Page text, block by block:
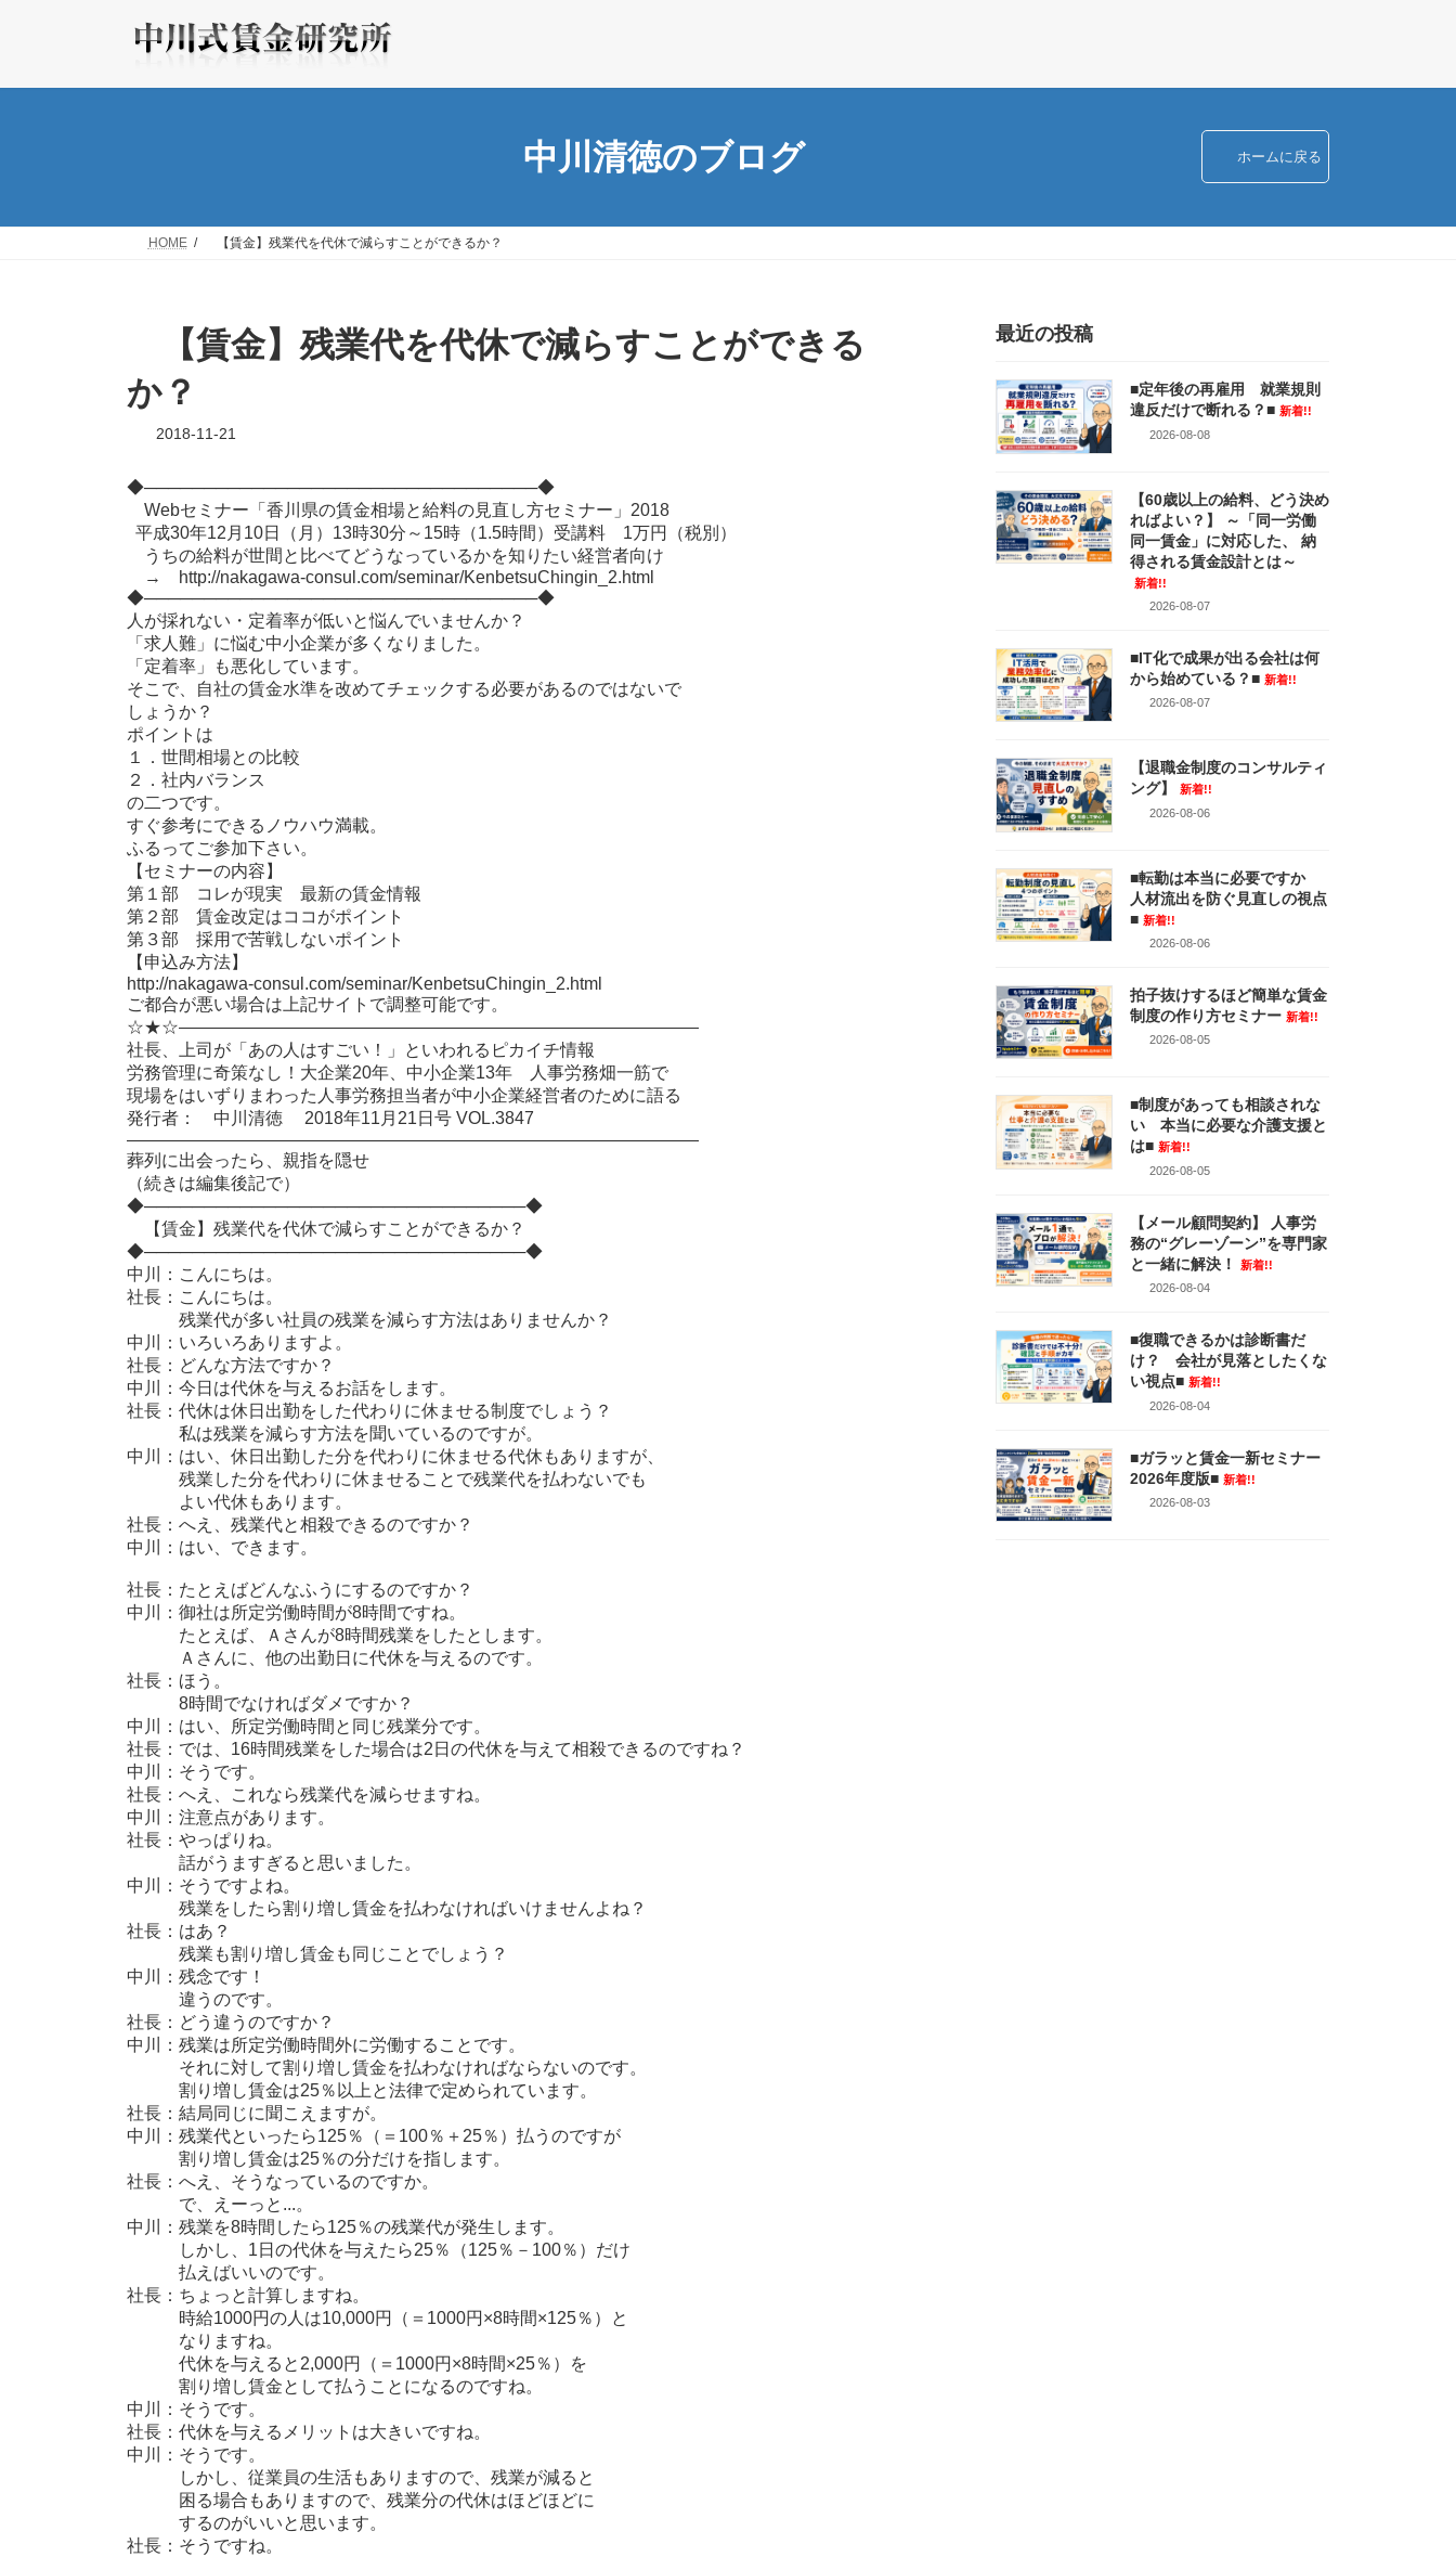
中川清徳のブログ ホームに戻る
HOME 【賃金】残業代を代休で減らすことができるか？
【賃金】残業代を代休で減らすことができる
か？
2018-11-21
◆─────────────────────────────────◆
Webセミナー「香川県の賃金相場と給料の見直し方セミナー」2018
平成30年12月10日（月）13時30分～15時（1.5時間）受講料 1万円（税別）
うちの給料が世間と比べてどうなっているかを知りたい経営者向け
→ http://nakagawa-consul.com/seminar/KenbetsuChingin_2.html
◆─────────────────────────────────◆
人が採れない・定着率が低いと悩んでいませんか？
「求人難」に悩む中小企業が多くなりました。
「定着率」も悪化しています。
そこで、自社の賃金水準を改めてチェックする必要があるのではないで
しょうか？
ポイントは
１．世間相場との比較
２．社内バランス
の二つです。
すぐ参考にできるノウハウ満載。
ふるってご参加下さい。
【セミナーの内容】
第１部 コレが現実 最新の賃金情報
第２部 賃金改定はココがポイント
第３部 採用で苦戦しないポイント
【申込み方法】
http://nakagawa-consul.com/seminar/KenbetsuChingin_2.html
ご都合が悪い場合は上記サイトで調整可能です。
☆★☆――――――――――――――――――――――――――――――
社長、上司が「あの人はすごい！」といわれるピカイチ情報
労務管理に奇策なし！大企業20年、中小企業13年 人事労務畑一筋で
現場をはいずりまわった人事労務担当者が中小企業経営者のために語る
発行者： 中川清徳 2018年11月21日号 VOL.3847
―――――――――――――――――――――――――――――――――
葬列に出会ったら、親指を隠せ
（続きは編集後記で）
◆────────────────────────────────◆
【賃金】残業代を代休で減らすことができるか？
◆────────────────────────────────◆
中川：こんにちは。
社長：こんにちは。
残業代が多い社員の残業を減らす方法はありませんか？
中川：いろいろありますよ。
社長：どんな方法ですか？
中川：今日は代休を与えるお話をします。
社長：代休は休日出勤をした代わりに休ませる制度でしょう？
私は残業を減らす方法を聞いているのですが。
中川：はい、休日出勤した分を代わりに休ませる代休もありますが、
残業した分を代わりに休ませることで残業代を払わないでも
よい代休もあります。
社長：へえ、残業代と相殺できるのですか？
中川：はい、できます。
社長：たとえばどんなふうにするのですか？
中川：御社は所定労働時間が8時間ですね。
たとえば、Ａさんが8時間残業をしたとします。
Ａさんに、他の出勤日に代休を与えるのです。
社長：ほう。
8時間でなければダメですか？
中川：はい、所定労働時間と同じ残業分です。
社長：では、16時間残業をした場合は2日の代休を与えて相殺できるのですね？
中川：そうです。
社長：へえ、これなら残業代を減らせますね。
中川：注意点があります。
社長：やっぱりね。
話がうますぎると思いました。
中川：そうですよね。
残業をしたら割り増し賃金を払わなければいけませんよね？
社長：はあ？
残業も割り増し賃金も同じことでしょう？
中川：残念です！
違うのです。
社長：どう違うのですか？
中川：残業は所定労働時間外に労働することです。
それに対して割り増し賃金を払わなければならないのです。
割り増し賃金は25％以上と法律で定められています。
社長：結局同じに聞こえますが。
中川：残業代といったら125％（＝100％＋25％）払うのですが
割り増し賃金は25％の分だけを指します。
社長：へえ、そうなっているのですか。
で、えーっと...。
中川：残業を8時間したら125％の残業代が発生します。
しかし、1日の代休を与えたら25％（125％－100％）だけ
払えばいいのです。
社長：ちょっと計算しますね。
時給1000円の人は10,000円（＝1000円×8時間×125％）と
なりますね。
代休を与えると2,000円（＝1000円×8時間×25％）を
割り増し賃金として払うことになるのですね。
中川：そうです。
社長：代休を与えるメリットは大きいですね。
中川：そうです。
しかし、従業員の生活もありますので、残業が減ると
困る場合もありますので、残業分の代休はほどほどに
するのがいいと思います。
社長：そうですね。
最近の投稿
■定年後の再雇用 就業規則
違反だけで断れる？■ 新着!!
2026-08-08
【60歳以上の給料、どう決め
ればよい？】 ～「同一労働
同一賃金」に対応した、 納
得される賃金設計とは～
新着!!
2026-08-07
■IT化で成果が出る会社は何
から始めている？■ 新着!!
2026-08-07
【退職金制度のコンサルティ
ング】
新着!!
2026-08-06
■転勤は本当に必要ですか
人材流出を防ぐ見直しの視点
■ 新着!!
2026-08-06
拍子抜けするほど簡単な賃金
制度の作り方セミナー 新着!!
2026-08-05
■制度があっても相談されな
い 本当に必要な介護支援と
は■ 新着!!
2026-08-05
【メール顧問契約】 人事労
務の“グレーゾーン”を専門家
と一緒に解決！
新着!!
2026-08-04
■復職できるかは診断書だ
け？ 会社が見落としたくな
い視点■ 新着!!
2026-08-04
■ガラッと賃金一新セミナー
2026年度版■ 新着!!
2026-08-03